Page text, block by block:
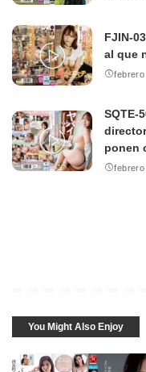
FJIN-
al que
SQTE-
ponen
You Might Also Enjoy